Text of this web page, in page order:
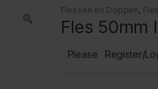
Flessen en Doppen,
Fles 50mm
Please Register/